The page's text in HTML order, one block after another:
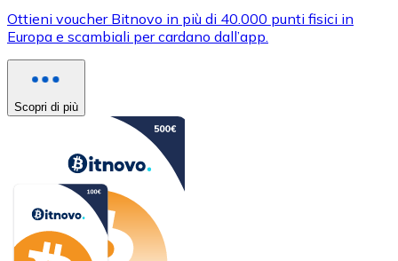
Ottieni voucher Bitnovo in più di 40.000 punti fisici in
Europa e scambiali per cardano dall’app.
Scopri di più